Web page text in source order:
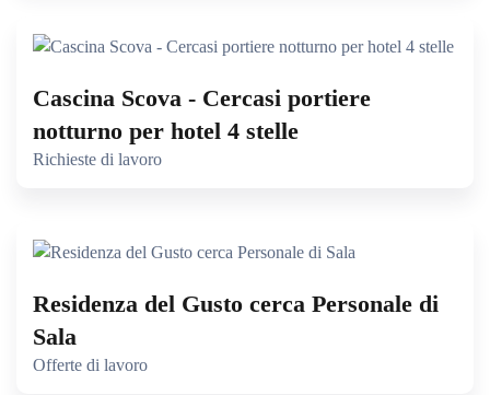
Cascina Scova - Cercasi portiere
notturno per hotel 4 stelle
Richieste di lavoro
Residenza del Gusto cerca Personale di
Sala
Offerte di lavoro